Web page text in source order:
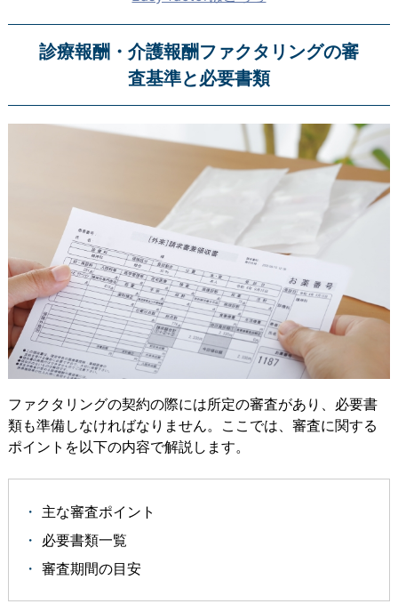
診療報酬・介護報酬ファクタリングの審
査基準と必要書類
ファクタリングの契約の際には所定の審査があり、必要書
類も準備しなければなりません。ここでは、審査に関する
ポイントを以下の内容で解説します。
主な審査ポイント
必要書類一覧
審査期間の目安